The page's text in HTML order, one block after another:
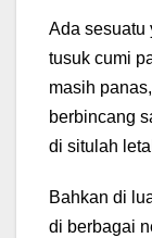
Ada sesuatu
tusuk cumi
masih
berbincang
di situlah
Bahkan di
di berbagai